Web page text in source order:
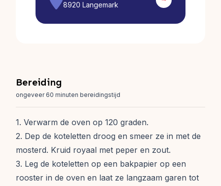
8920 Langemark
Bereiding
ongeveer 60 minuten bereidingstijd
1. Verwarm de oven op 120 graden.
2. Dep de koteletten droog en smeer ze in met de
mosterd. Kruid royaal met peper en zout.
3. Leg de koteletten op een bakpapier op een
rooster in de oven en laat ze langzaam garen tot